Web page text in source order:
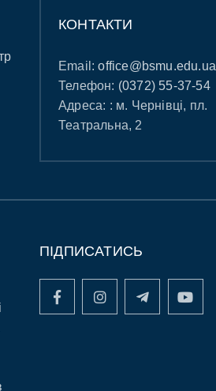
КОНТАКТИ
Email:office@bsmu.edu.ua
Телефон: (0372) 55-37-54
Адреса: : м. Чернівці, пл.
Театральна, 2
ПІДПИСАТИСЬ